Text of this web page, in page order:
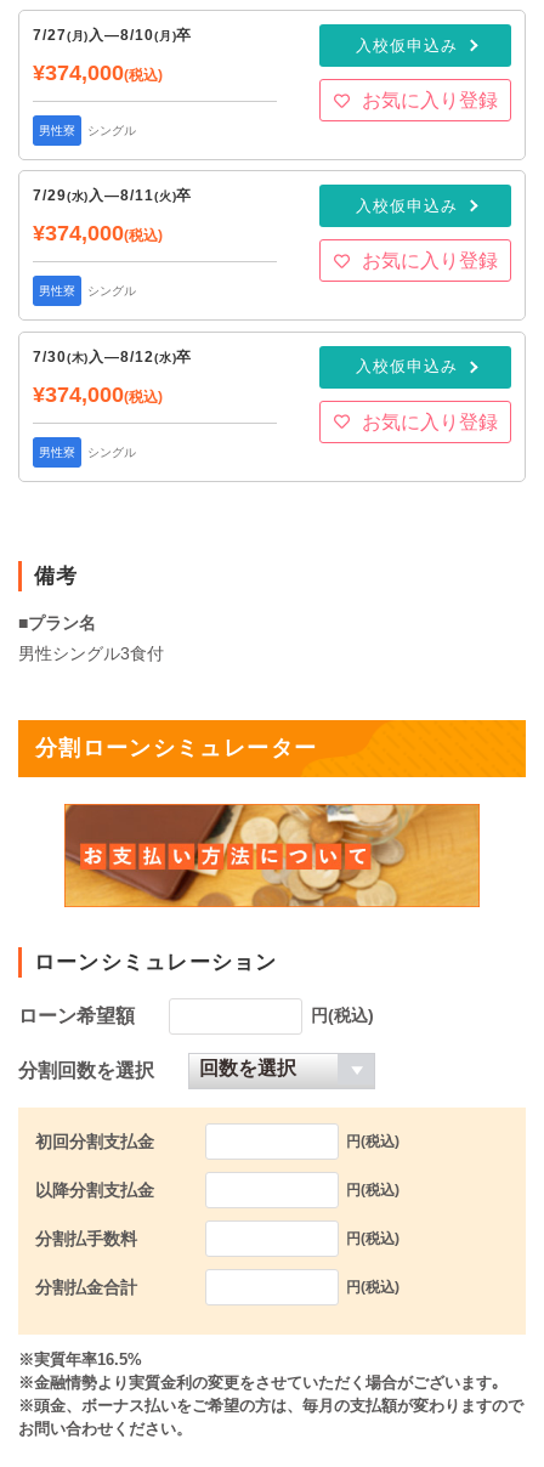
7/27(月)入—8/10(月)卒
¥374,000(税込)
男性寮 シングル
入校仮申込み
お気に入り登録
7/29(水)入—8/11(火)卒
¥374,000(税込)
男性寮 シングル
入校仮申込み
お気に入り登録
7/30(木) 入—8/12(水)卒
¥374,000(税込)
男性寮 シングル
入校仮申込み
お気に入り登録
備考
■プラン名
男性シングル3食付
分割ローンシミュレーター
ローンシミュレーション
ローン希望額 円(税込)
分割回数を選択
初回分割支払金 円(税込)
以降分割支払金 円(税込)
分割払手数料 円(税込)
分割払金合計 円(税込)
※実質年率16.5%
※金融情勢より実質金利の変更をさせていただく場合がございます｡
※頭金、ボーナス払いをご希望の方は、毎月の支払額が変わりますので
お問い合わせください。